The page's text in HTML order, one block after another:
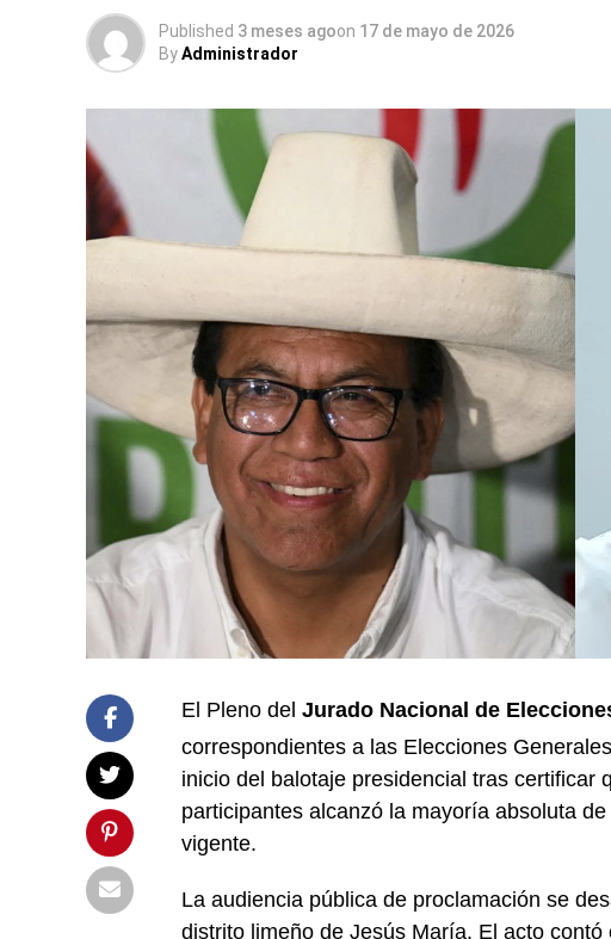
Published 3 meses agoon 17 de mayo de 2026
ByAdministrador
El Pleno del Jurado Nacional de
correspondientes a las Elecciones
inicio del balotaje presidencial tras certificar
participantes alcanzó la mayoría absoluta
vigente.
La audiencia pública de proclamación se
distrito limeño de Jesús María. El acto